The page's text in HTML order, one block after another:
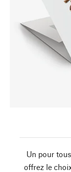
Un pour
offrez le